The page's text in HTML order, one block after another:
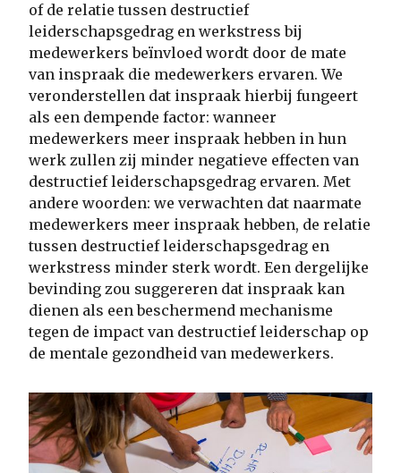
of de relatie tussen destructief
leiderschapsgedrag en werkstress bij
medewerkers beïnvloed wordt door de mate
van inspraak die medewerkers ervaren. We
veronderstellen dat inspraak hierbij fungeert
als een dempende factor: wanneer
medewerkers meer inspraak hebben in hun
werk zullen zij minder negatieve effecten van
destructief leiderschapsgedrag ervaren. Met
andere woorden: we verwachten dat naarmate
medewerkers meer inspraak hebben, de relatie
tussen destructief leiderschapsgedrag en
werkstress minder sterk wordt. Een dergelijke
bevinding zou suggereren dat inspraak kan
dienen als een beschermend mechanisme
tegen de impact van destructief leiderschap op
de mentale gezondheid van medewerkers.